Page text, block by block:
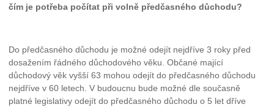
čím je potřeba počítat při volně předčasného důchodu?
Do předčasného důchodu je možné odejít nejdříve 3 roky před
dosažením řádného důchodového věku. Občané mající
důchodový věk vyšší 63 mohou odejít do předčasného důchodu
nejdříve v 60 letech. V budoucnu bude možné dle současně
platné legislativy odejít do předčasného důchodu o 5 let dříve